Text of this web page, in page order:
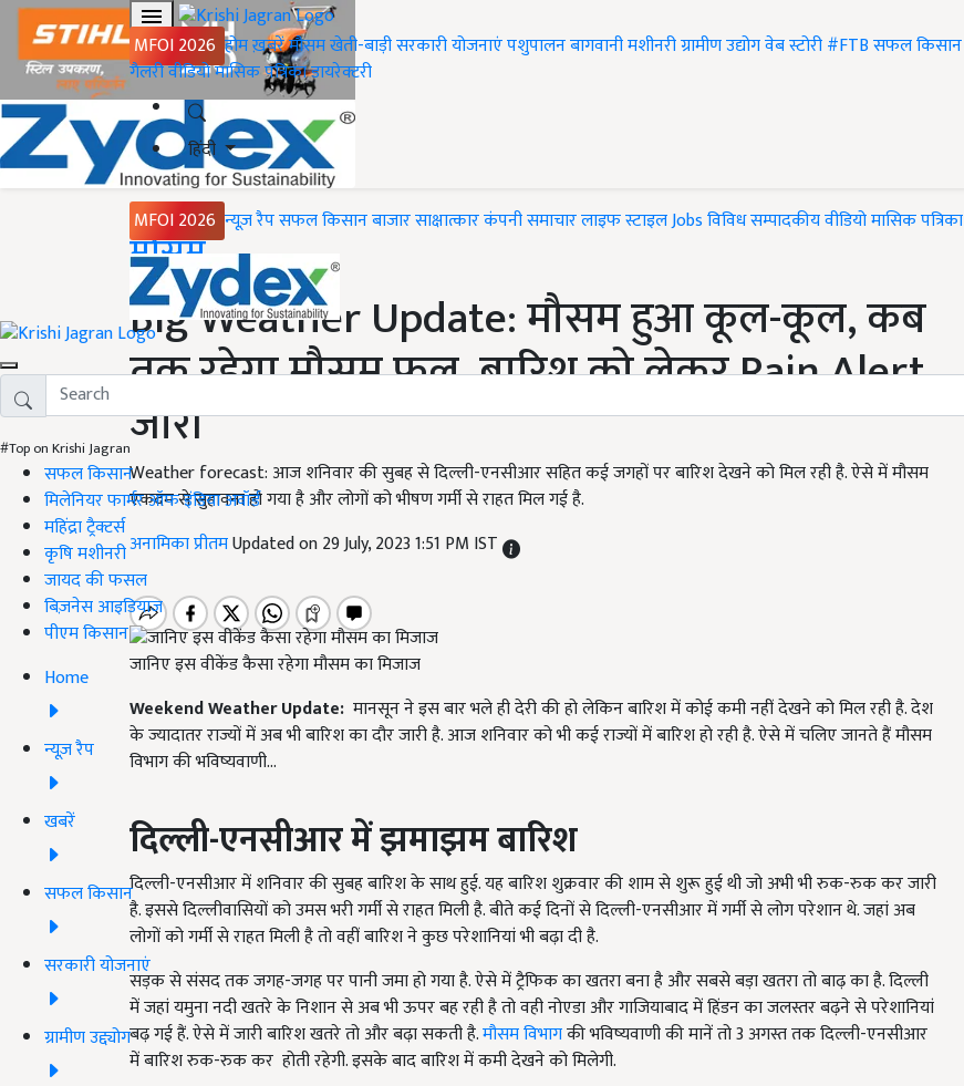
MFOI 2026 होमख़बरेंमौसमखेती-बाड़ीसरकारी योजनाएंपशुपालनबागवानीमशीनरीग्रामीण उद्योगवेब स्टोरी#FTBसफल किसान
गैलरीवीडियोमासिक पत्रिकाडायरेक्टरी
हिंदी
MFOI 2026 न्यूज़ रैपसफल किसानबाजारसाक्षात्कारकंपनी समाचारलाइफ स्टाइलJobsविविधसम्पादकीयवीडियोमासिक पत्रिका
#Top on Krishi Jagran
सफल किसान
मिलेनियर फार्मर ऑफ इंडिया अवॉर्ड
महिंद्रा ट्रैक्टर्स
कृषि मशीनरी
जायद की फसल
बिज़नेस आइडियाज
पीएम किसान
Home
न्यूज़ रैप
खबरें
सफल किसान
सरकारी योजनाएं
ग्रामीण उद्द्योग
Home
मौसम
Big Weather Update: मौसम हुआ कूल-कूल, कब
तक रहेगा मौसम फूल, बारिश को लेकर Rain Alert
जारी
Weather forecast: आज शनिवार की सुबह से दिल्ली-एनसीआर सहित कई जगहों पर बारिश देखने को मिल रही है. ऐसे में मौसम
एकदम से सुहावना हो गया है और लोगों को भीषण गर्मी से राहत मिल गई है.
अनामिका प्रीतमUpdated on 29 July, 2023 1:51 PM IST
जानिए इस वीकेंड कैसा रहेगा मौसम का मिजाज
Weekend Weather Update: मानसून ने इस बार भले ही देरी की हो लेकिन बारिश में कोई कमी नहीं देखने को मिल रही है. देश
के ज्यादातर राज्यों में अब भी बारिश का दौर जारी है. आज शनिवार को भी कई राज्यों में बारिश हो रही है. ऐसे में चलिए जानते हैं मौसम
विभाग की भविष्यवाणी...
दिल्ली-एनसीआर में झमाझम बारिश
दिल्ली-एनसीआर में शनिवार की सुबह बारिश के साथ हुई. यह बारिश शुक्रवार की शाम से शुरू हुई थी जो अभी भी रुक-रुक कर जारी
है. इससे दिल्लीवासियों को उमस भरी गर्मी से राहत मिली है. बीते कई दिनों से दिल्ली-एनसीआर में गर्मी से लोग परेशान थे. जहां अब
लोगों को गर्मी से राहत मिली है तो वहीं बारिश ने कुछ परेशानियां भी बढ़ा दी है.
सड़क से संसद तक जगह-जगह पर पानी जमा हो गया है. ऐसे में ट्रैफिक का खतरा बना है और सबसे बड़ा खतरा तो बाढ़ का है. दिल्ली
में जहां यमुना नदी खतरे के निशान से अब भी ऊपर बह रही है तो वही नोएडा और गाजियाबाद में हिंडन का जलस्तर बढ़ने से परेशानियां
बढ़ गई हैं. ऐसे में जारी बारिश खतरे तो और बढ़ा सकती है.मौसम विभागकी भविष्यवाणी की मानें तो 3 अगस्त तक दिल्ली-एनसीआर
में बारिश रुक-रुक कर होती रहेगी. इसके बाद बारिश में कमी देखने को मिलेगी.